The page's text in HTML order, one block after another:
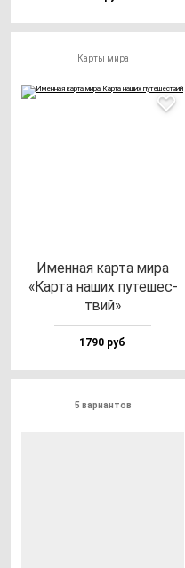
Карты мира
Имен­ная кар­та ми­ра
«Кар­та на­ших пу­те­шес­
твий»
1790 руб
5 вариантов